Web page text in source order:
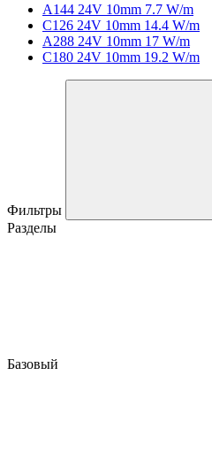
A144 24V 10mm 7.7 W/m
C126 24V 10mm 14.4 W/m
A288 24V 10mm 17 W/m
C180 24V 10mm 19.2 W/m
Фильтры
Разделы
Базовый